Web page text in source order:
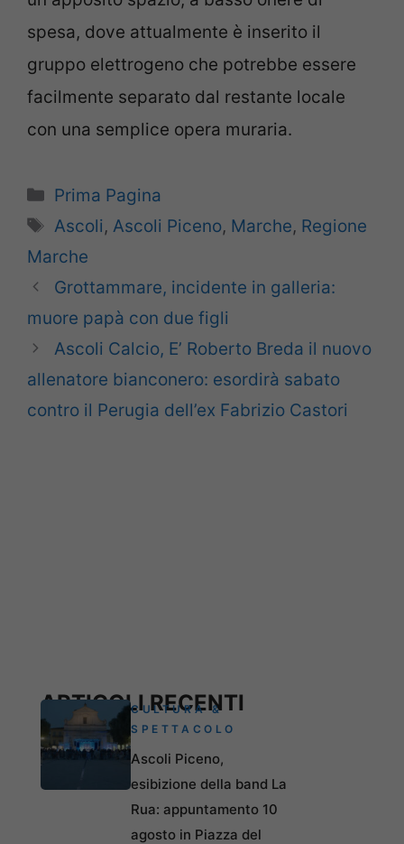
spesa, dove attualmente è inserito il
gruppo elettrogeno che potrebbe essere
facilmente separato dal restante locale
con una semplice opera muraria.
Categorie
Prima Pagina
Tag
Ascoli, Ascoli Piceno, Marche, Regione
Marche
Grottammare, incidente in galleria:
muore papà con due figli
Ascoli Calcio, E’ Roberto Breda il nuovo
allenatore bianconero: esordirà sabato
contro il Perugia dell’ex Fabrizio Castori
ARTICOLI RECENTI
CULTURA &
SPETTACOLO
Ascoli Piceno,
esibizione della band La
Rua: appuntamento 10
agosto in Piazza del